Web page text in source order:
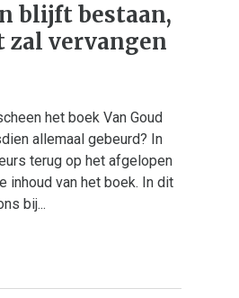
blijft bestaan,
zal vervangen
het boek Van Goud
allemaal gebeurd? In
terug op het afgelopen
inhoud van het boek. In dit
bij...